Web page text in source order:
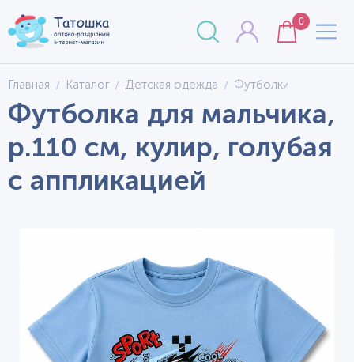
0
Главная Каталог Детская одежда Футболки
Футболка для мальчика,
р.110 см, кулир, голубая
с аппликацией